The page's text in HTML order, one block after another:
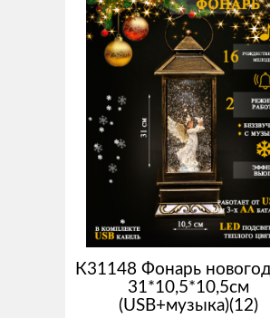
К31148 Фонарь
31*10,5*10,5см
(USB+музыка)(12)